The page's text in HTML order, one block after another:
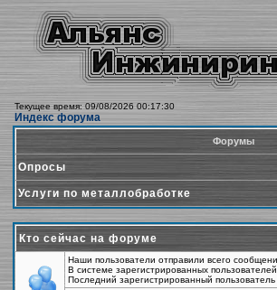
Текущее время: 09/08/2026 00:17:30
Индекс форума
Форумы
Опросы
Услуги по металлобработке
Кто сейчас на форуме
Наши пользователи отправили всего
В системе зарегистрированных
Последний зарегистрированный пользователь